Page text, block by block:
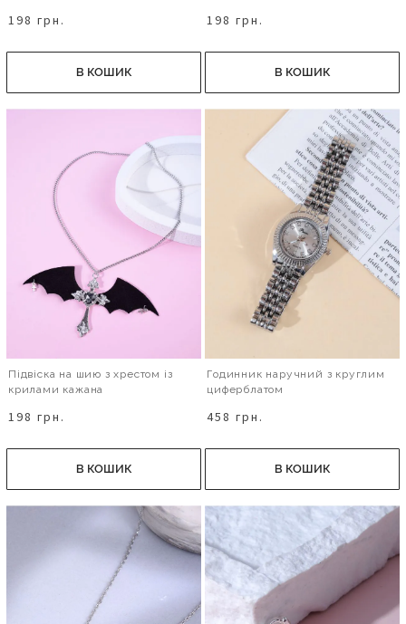
198 грн.
В КОШИК
198 грн.
В КОШИК
Підвіска на шию з хрестом із
крилами кажана
198 грн.
В КОШИК
Годинник наручний з круглим
циферблатом
458 грн.
В КОШИК